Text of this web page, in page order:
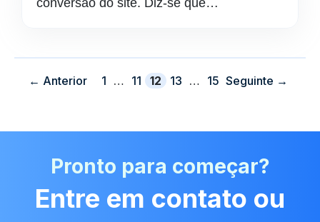
conversão do site. Diz-se que…
← Anterior Página
1 … Página
11 Página
12 Página
13 … Página
15 Seguinte →
Pronto para começar?
Entre em contato ou